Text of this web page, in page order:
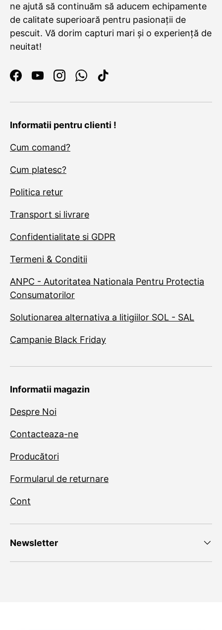
ne ajută să continuăm să aducem echipamente
de calitate superioară pentru pasionații de
pescuit. Vă dorim capturi mari și o experiență de
neuitat!
Facebook
YouTubeInstagram
WhatsApp
TikTok
Informatii pentru clienti !
Cum comand?
Cum platesc?
Politica retur
Transport si livrare
Confidentialitate si GDPR
Termeni & Conditii
ANPC - Autoritatea Nationala Pentru Protectia
Consumatorilor
Solutionarea alternativa a litigiilor SOL - SAL
Campanie Black Friday
Informatii magazin
Despre Noi
Contacteaza-ne
Producători
Formularul de returnare
Cont
Newsletter